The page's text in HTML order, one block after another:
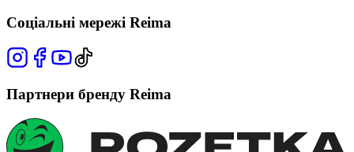
Соціальні мережі Reima
Партнери бренду Reima